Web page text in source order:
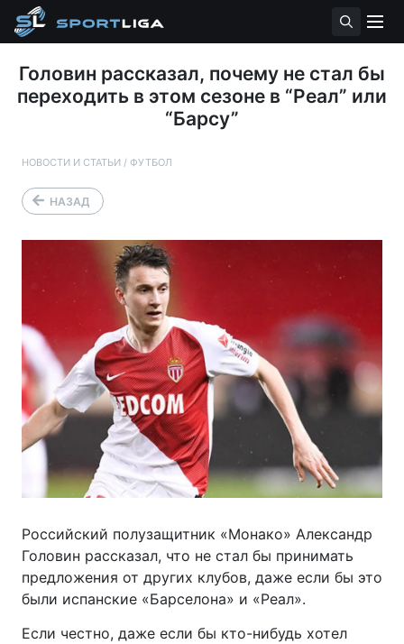
Головин рассказал, почему не стал бы
переходить в этом сезоне в “Реал” или
“Барсу”
НОВОСТИ И СТАТЬИ / ФУТБОЛ
НАЗАД
Российский полузащитник «Монако» Александр
Головин рассказал, что не стал бы принимать
предложения от других клубов, даже если бы это
были испанские «Барселона» и «Реал».
Если честно, даже если бы кто-нибудь хотел